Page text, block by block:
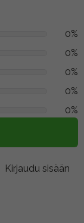
0%
0%
0%
0%
0%
Kirjaudu sisään